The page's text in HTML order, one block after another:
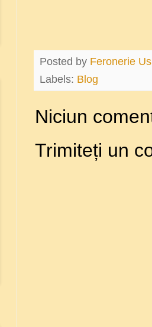
Posted by Feronerie
Labels: Blog
Niciun
Trimiteți un